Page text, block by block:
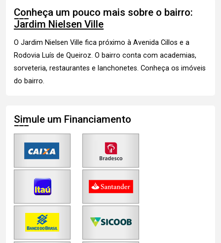
Conheça um pouco mais sobre o bairro:
Jardim Nielsen Ville
O Jardim Nielsen Ville fica próximo à Avenida Cillos e a
Rodovia Luís de Queiroz. O bairro conta com academias,
sorveteria, restaurantes e lanchonetes. Conheça os imóveis
do bairro.
Simule um Financiamento